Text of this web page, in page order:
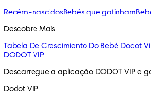
Recém-nascidosBebés que gatinham
Descobre Mais
Tabela De Crescimiento Do Bebé Dodot
DODOT VIP
Descarregue a aplicação DODOT VIP e
Dodot VIP